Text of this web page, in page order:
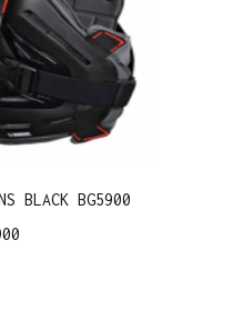
BLACK BG5900